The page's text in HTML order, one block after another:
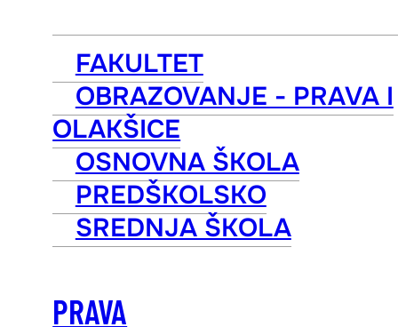
FAKULTET
OBRAZOVANJE - PRAVA I
OLAKŠICE
OSNOVNA ŠKOLA
PREDŠKOLSKO
SREDNJA ŠKOLA
PRAVA